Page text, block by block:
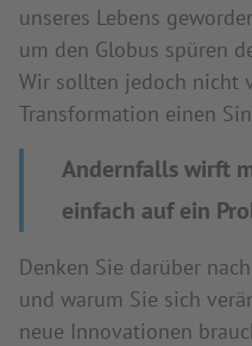
unseres Lebens
um den Globus spüren
Wir sollten jedoch nicht
Transformation einen
Andernfalls wirft
einfach auf ein
Denken Sie darüber
und warum Sie sich
neue Innovationen